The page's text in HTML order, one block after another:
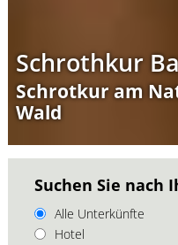
Schrothkur
Schrotkur am
Wald
Suchen Sie
Alle Unterkünfte
Hotel